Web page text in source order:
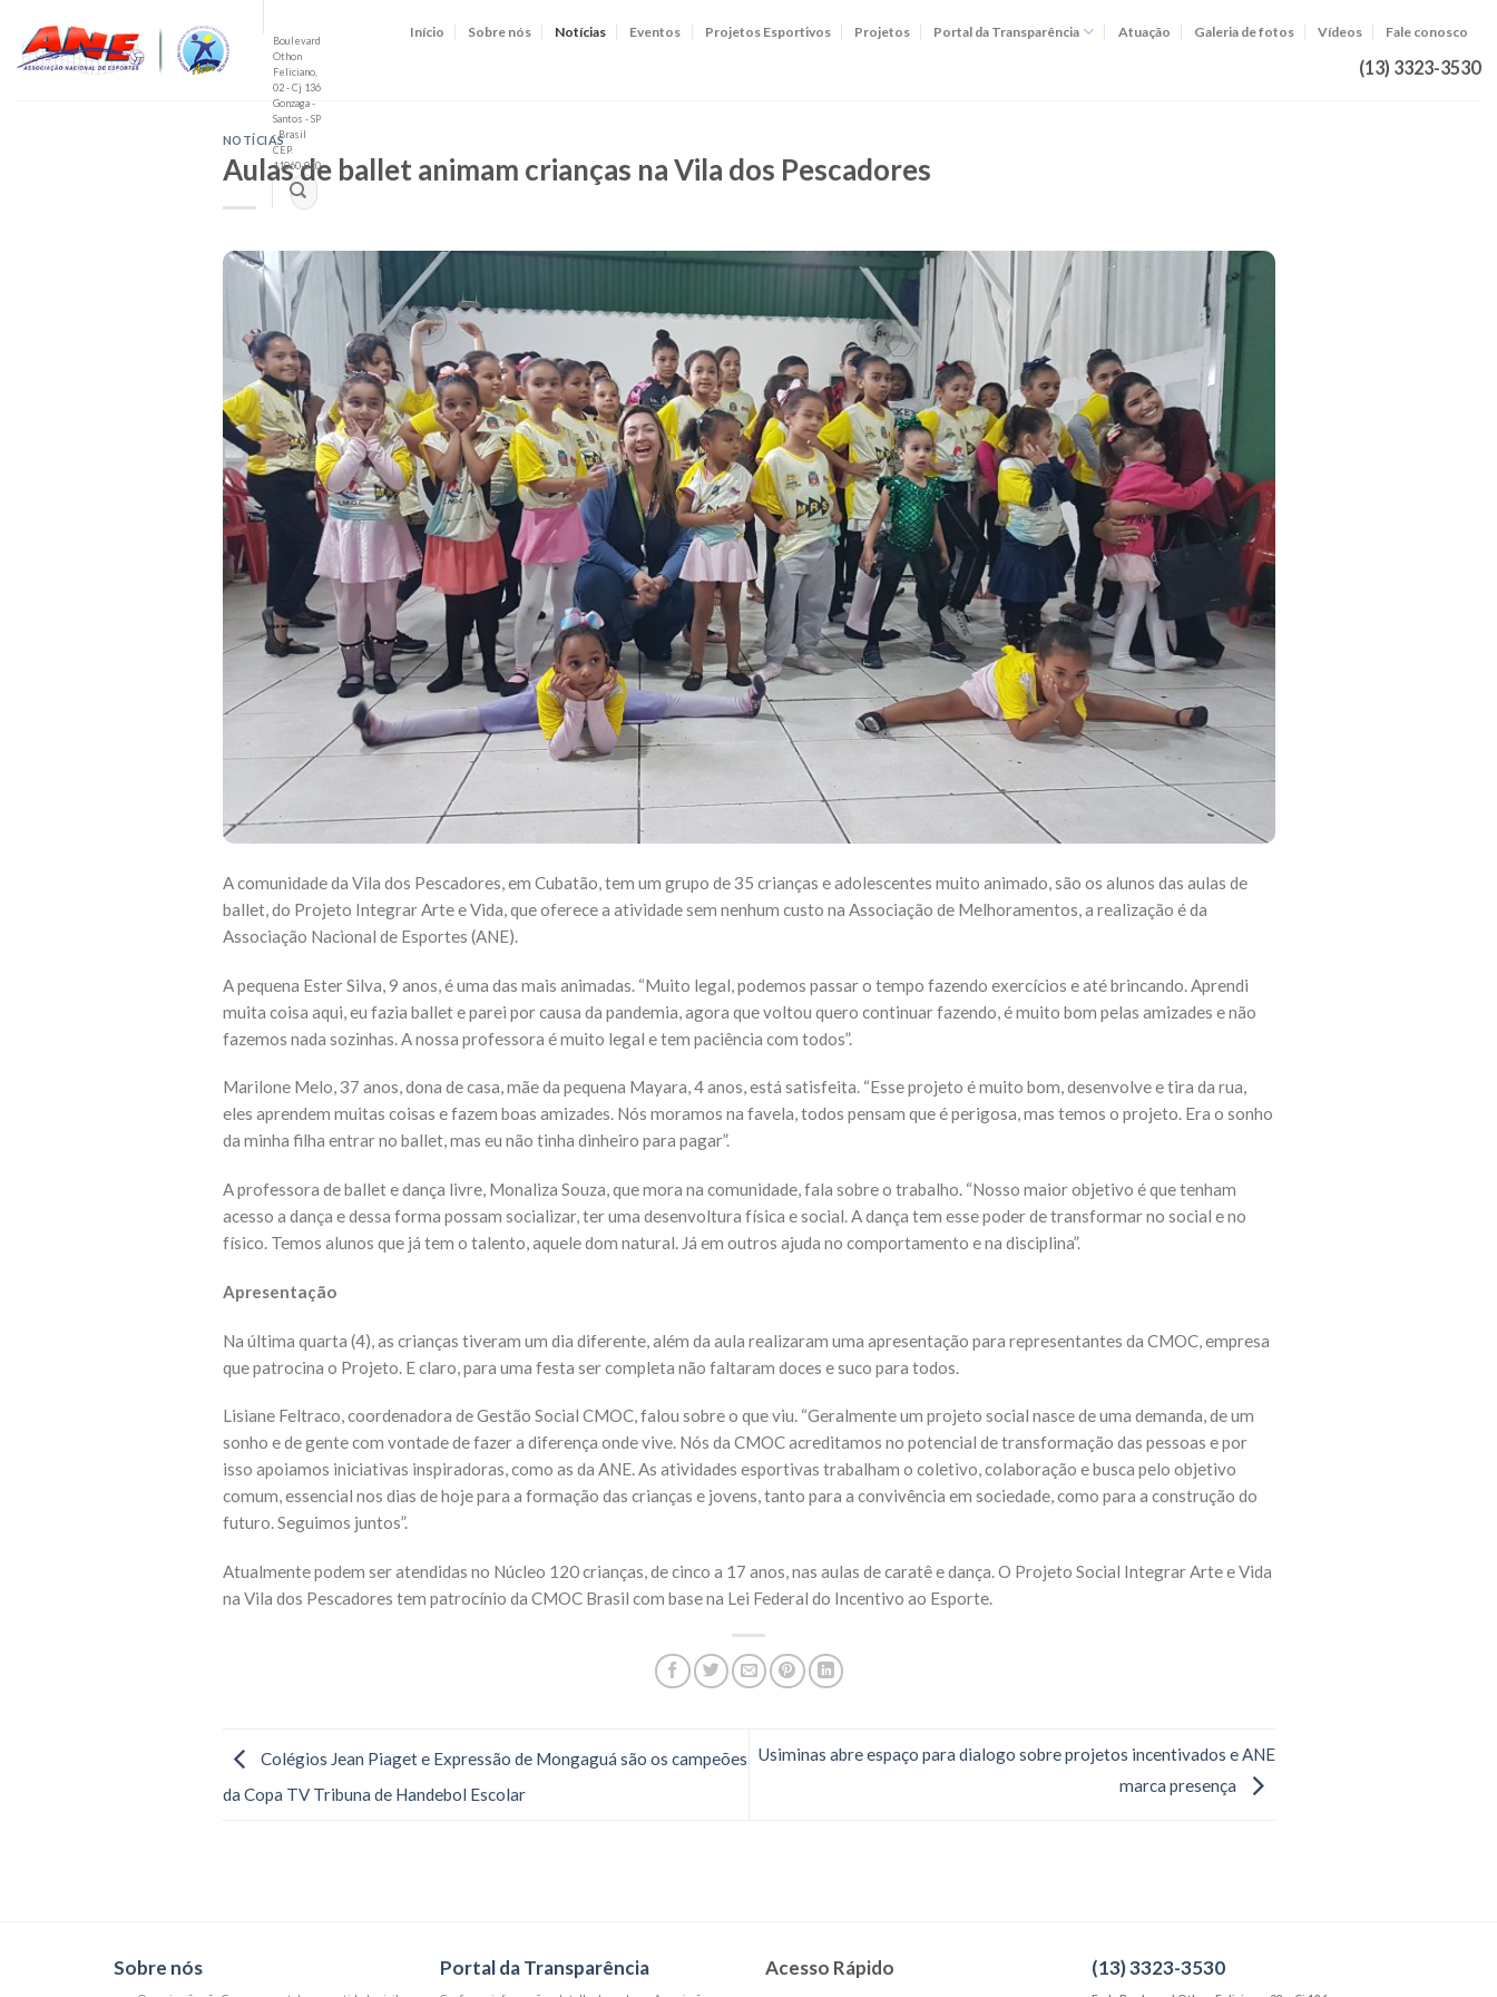
content
Boulevard
Othon
Feliciano,
02 - Cj 136
Gonzaga -
Santos - SP
- Brasil
CEP.
11060-010
Início Sobre nós Notícias Eventos Projetos Esportivos Projetos Portal da Transparência Atuação Galeria de fotos Vídeos Fale conosco
(13) 3323-3530
NOTÍCIAS
Aulas de ballet animam crianças na Vila dos Pescadores
A comunidade da Vila dos Pescadores, em Cubatão, tem um grupo de 35 crianças e adolescentes muito animado, são os alunos das aulas de
ballet, do Projeto Integrar Arte e Vida, que oferece a atividade sem nenhum custo na Associação de Melhoramentos, a realização é da
Associação Nacional de Esportes (ANE).
A pequena Ester Silva, 9 anos, é uma das mais animadas. “Muito legal, podemos passar o tempo fazendo exercícios e até brincando. Aprendi
muita coisa aqui, eu fazia ballet e parei por causa da pandemia, agora que voltou quero continuar fazendo, é muito bom pelas amizades e não
fazemos nada sozinhas. A nossa professora é muito legal e tem paciência com todos”.
Marilone Melo, 37 anos, dona de casa, mãe da pequena Mayara, 4 anos, está satisfeita. “Esse projeto é muito bom, desenvolve e tira da rua,
eles aprendem muitas coisas e fazem boas amizades. Nós moramos na favela, todos pensam que é perigosa, mas temos o projeto. Era o sonho
da minha filha entrar no ballet, mas eu não tinha dinheiro para pagar”.
A professora de ballet e dança livre, Monaliza Souza, que mora na comunidade, fala sobre o trabalho. “Nosso maior objetivo é que tenham
acesso a dança e dessa forma possam socializar, ter uma desenvoltura física e social. A dança tem esse poder de transformar no social e no
físico. Temos alunos que já tem o talento, aquele dom natural. Já em outros ajuda no comportamento e na disciplina”.
Apresentação
Na última quarta (4), as crianças tiveram um dia diferente, além da aula realizaram uma apresentação para representantes da CMOC, empresa
que patrocina o Projeto. E claro, para uma festa ser completa não faltaram doces e suco para todos.
Lisiane Feltraco, coordenadora de Gestão Social CMOC, falou sobre o que viu. “Geralmente um projeto social nasce de uma demanda, de um
sonho e de gente com vontade de fazer a diferença onde vive. Nós da CMOC acreditamos no potencial de transformação das pessoas e por
isso apoiamos iniciativas inspiradoras, como as da ANE. As atividades esportivas trabalham o coletivo, colaboração e busca pelo objetivo
comum, essencial nos dias de hoje para a formação das crianças e jovens, tanto para a convivência em sociedade, como para a construção do
futuro. Seguimos juntos”.
Atualmente podem ser atendidas no Núcleo 120 crianças, de cinco a 17 anos, nas aulas de caratê e dança. O Projeto Social Integrar Arte e Vida
na Vila dos Pescadores tem patrocínio da CMOC Brasil com base na Lei Federal do Incentivo ao Esporte.
Colégios Jean Piaget e Expressão de Mongaguá são os campeões
da Copa TV Tribuna de Handebol Escolar
Usiminas abre espaço para dialogo sobre projetos incentivados e ANE
marca presença
Sobre nós Portal da Transparência Acesso Rápido (13) 3323-3530